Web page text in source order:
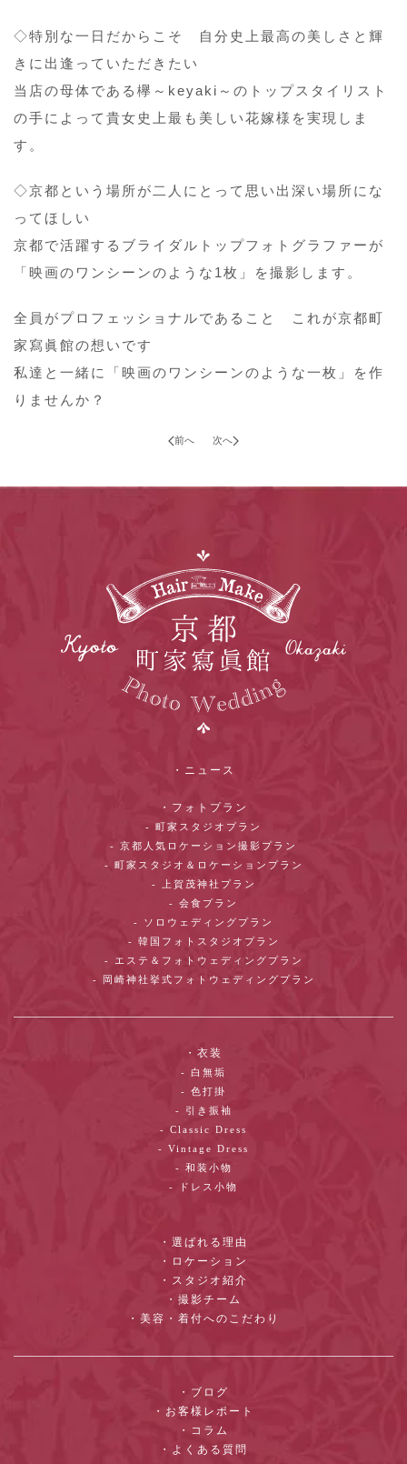
◇特別な一日だからこそ 自分史上最高の美しさと輝
きに出逢っていただきたい
当店の母体である欅～keyaki～のトップスタイリスト
の手によって貴女史上最も美しい花嫁様を実現しま
す。
◇京都という場所が二人にとって思い出深い場所にな
ってほしい
京都で活躍するブライダルトップフォトグラファーが
「映画のワンシーンのような1枚」を撮影します。
全員がプロフェッショナルであること これが京都町
家寫眞館の想いです
私達と一緒に「映画のワンシーンのような一枚」を作
りませんか？
前へ 次へ
・ニュース
・フォトプラン
- 町家スタジオプラン
- 京都人気ロケーション撮影プラン
- 町家スタジオ＆ロケーションプラン
- 上賀茂神社プラン
- 会食プラン
- ソロウェディングプラン
- 韓国フォトスタジオプラン
- エステ＆フォトウェディングプラン
- 岡崎神社挙式フォトウェディングプラン
・衣装
- 白無垢
- 色打掛
- 引き振袖
- Classic Dress
- Vintage Dress
- 和装小物
- ドレス小物
・選ばれる理由
・ロケーション
・スタジオ紹介
・撮影チーム
・美容・着付へのこだわり
・ブログ
・お客様レポート
・コラム
・よくある質問